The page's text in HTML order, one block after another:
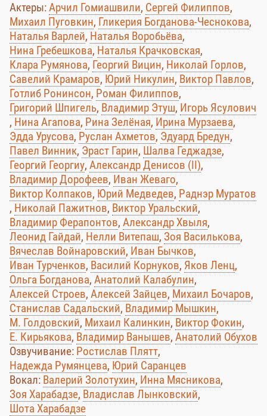
Актеры:Арчил Гомиашвили, Сергей Филиппов,
Михаил Пуговкин, Гликерия Богданова-Чеснокова,
Наталья Варлей, Наталья Воробьёва,
Нина Гребешкова, Наталья Крачковская,
Клара Румянова, Георгий Вицин, Николай Горлов,
Савелий Крамаров, Юрий Никулин, Виктор Павлов,
Готлиб Ронинсон, Роман Филиппов,
Григорий Шпигель, Владимир Этуш, Игорь Ясулович
, Нина Агапова, Рина Зелёная, Ирина Мурзаева,
Эдда Урусова, Руслан Ахметов, Эдуард Бредун,
Павел Винник, Эраст Гарин, Шалва Геджадзе,
Георгий Георгиу, Александр Денисов (II),
Владимир Дорофеев, Иван Жеваго,
Виктор Колпаков, Юрий Медведев, Раднэр Муратов
, Николай Пажитнов, Виктор Уральский,
Владимир Ферапонтов, Александр Хвыля,
Леонид Гайдай, Нелли Витепаш, Зоя Василькова,
Вячеслав Войнаровский, Иван Бычков,
Иван Турченков, Василий Корнуков, Яков Ленц,
Ольга Богданова, Анатолий Калабулин,
Алексей Строев, Алексей Зайцев, Михаил Бочаров,
Станислав Садальский, Владимир Мышкин,
М. Голдовский, Михаил Калинкин, Виктор Фокин,
Е. Кирьякова, Владимир Ванышев, Анатолий Обухов
Озвучивание: Ростислав Плятт,
Надежда Румянцева, Юрий Саранцев
Вокал: Валерий Золотухин, Инна Мясникова,
Зоя Харабадзе, Владислав Лынковский,
Шота Харабадзе